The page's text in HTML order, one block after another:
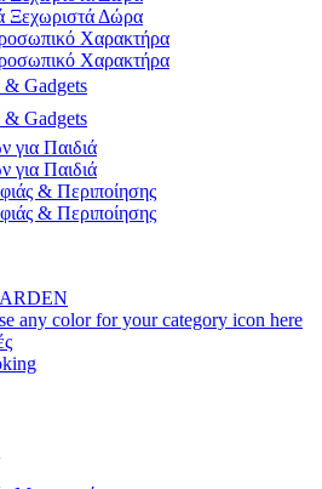
Ξεχωριστά Δώρα
Χαρακτήρα
Χαρακτήρα
Gadgets
Gadgets
για Παιδιά
για Παιδιά
& Περιποίησης
& Περιποίησης
any color for your category icon here